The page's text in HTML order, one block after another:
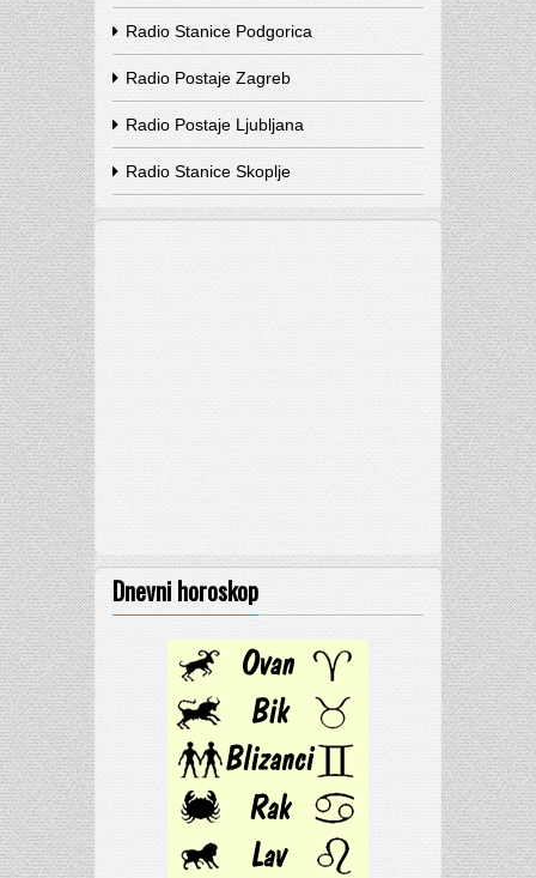
Radio Stanice Podgorica
Radio Postaje Zagreb
Radio Postaje Ljubljana
Radio Stanice Skoplje
Dnevni horoskop